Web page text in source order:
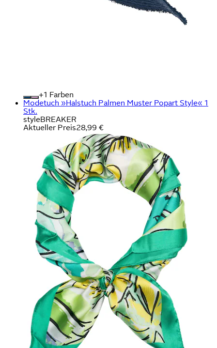
+
Farben
Modetuch »Halstuch Palmen Muster Popart Style« 1
Stk.
styleBREAKER
Aktueller Preis28,99 €